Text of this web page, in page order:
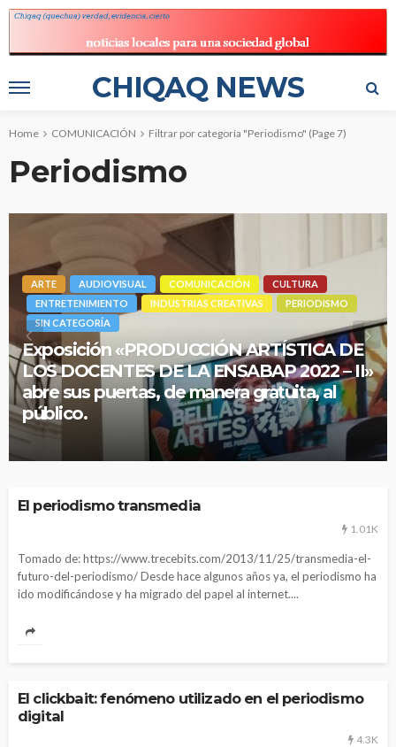
CHIQAQ NEWS
Home COMUNICACIÓN Filtrar por categoría "Periodismo" (Page 7)
Periodismo
ARTE AUDIOVISUAL COMUNICACIÓN
CULTURA
ENTRETENIMIENTO
INDUSTRIAS CREATIVAS
PERIODISMO
SIN CATEGORÍA
Exposición «PRODUCCIÓN ARTÍSTICA DE
LOS DOCENTES DE LA ENSABAP 2022 – II»
abre sus puertas, de manera gratuita, al
público.
El periodismo transmedia
1.01K
Tomado de: https://www.trecebits.com/2013/11/25/transmedia-el-
futuro-del-periodismo/ Desde hace algunos años ya, el periodismo ha
ido modificándose y ha migrado del papel al internet....
El clickbait: fenómeno utilizado en el periodismo
digital
4.3K